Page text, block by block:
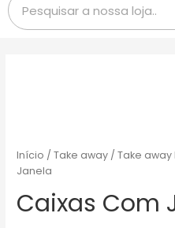
Início /Take away /Take away
Janela
Caixas Com